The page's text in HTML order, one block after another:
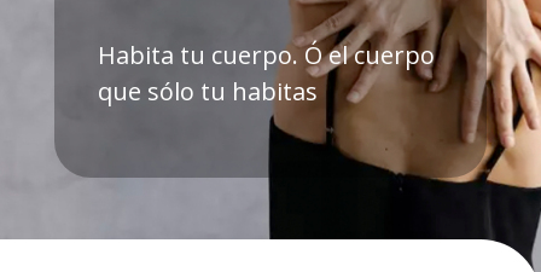
Habita tu cuerpo. Ó el cuerpo
que sólo tu habitas